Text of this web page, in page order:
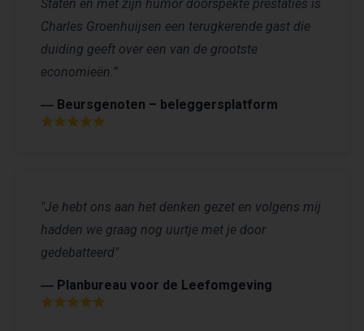
Staten en met zijn humor doorspekte prestaties is
Charles Groenhuijsen een terugkerende gast die
duiding geeft over een van de grootste
economieën.”
― Beursgenoten – beleggersplatform
"Je hebt ons aan het denken gezet en volgens mij
hadden we graag nog uurtje met je door
gedebatteerd"
― Planbureau voor de Leefomgeving